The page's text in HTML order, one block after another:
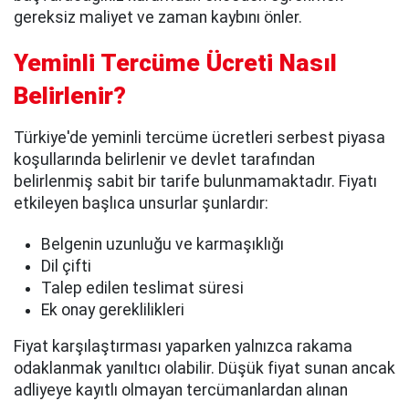
gereksiz maliyet ve zaman kaybını önler.
Yeminli Tercüme Ücreti Nasıl
Belirlenir?
Türkiye'de yeminli tercüme ücretleri serbest piyasa
koşullarında belirlenir ve devlet tarafından
belirlenmiş sabit bir tarife bulunmamaktadır. Fiyatı
etkileyen başlıca unsurlar şunlardır:
Belgenin uzunluğu ve karmaşıklığı
Dil çifti
Talep edilen teslimat süresi
Ek onay gereklilikleri
Fiyat karşılaştırması yaparken yalnızca rakama
odaklanmak yanıltıcı olabilir. Düşük fiyat sunan ancak
adliyeye kayıtlı olmayan tercümanlardan alınan